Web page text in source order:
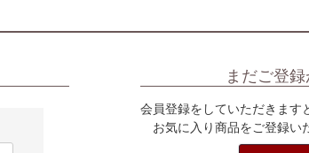
まだご登
会員登録をしていただきます
お気に入り商品をご登録い